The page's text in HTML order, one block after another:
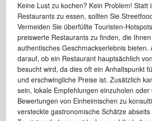
Keine Lust zu kochen? Kein Problem! Statt
Restaurants zu essen, sollten Sie
Vermeiden Sie überfüllte Touristen-
preiswerte Restaurants zu finden, die
authentisches Geschmackserlebnis bieten.
darauf, ob ein Restaurant hauptsächlich
besucht wird, da dies oft ein Anhaltspunkt
und erschwingliche Preise ist. Zusätzlich
sein, lokale Empfehlungen einzuholen oder
Bewertungen von Einheimischen zu
versteckte gastronomische Schätze abseits